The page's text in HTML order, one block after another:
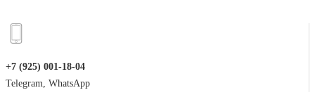
+7 (925) 001-18-04
Telegram, WhatsApp